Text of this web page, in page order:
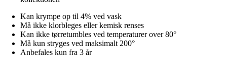
Kan krympe op til 4% ved vask
Må ikke klorbleges eller kemisk renses
Kan ikke tørretumbles ved temperaturer over 80°
Må kun stryges ved maksimalt 200°
Anbefales kun fra 3 år